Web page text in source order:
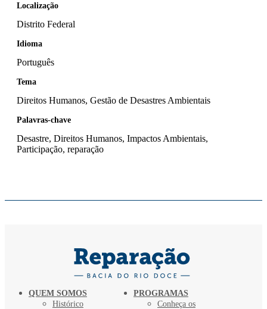
Localização
Distrito Federal
Idioma
Português
Tema
Direitos Humanos, Gestão de Desastres Ambientais
Palavras-chave
Desastre, Direitos Humanos, Impactos Ambientais,
Participação, reparação
QUEM SOMOS
Histórico
PROGRAMAS
Conheça os